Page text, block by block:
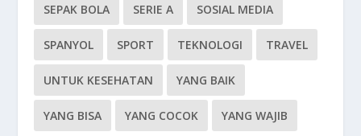
SEPAK BOLA SERIE A SOSIAL MEDIA
SPANYOL SPORT TEKNOLOGI TRAVEL
UNTUK KESEHATAN YANG BAIK
YANG BISA YANG COCOK YANG WAJIB